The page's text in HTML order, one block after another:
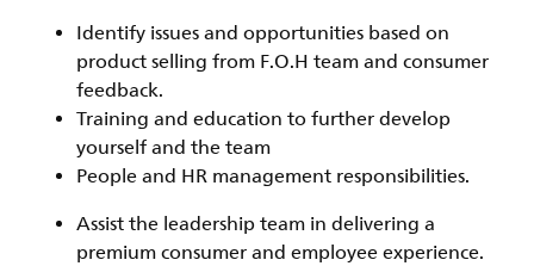
Identify issues and opportunities based on
product selling from F.O.H team and consumer
feedback.
Training and education to further develop
yourself and the team
People and HR management responsibilities.
Assist the leadership team in delivering a
premium consumer and employee experience.